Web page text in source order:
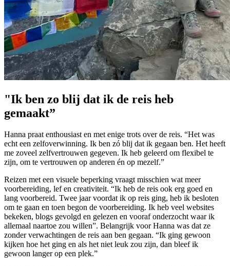
"Ik ben zo blij dat ik de reis heb
gemaakt”
Hanna praat enthousiast en met enige trots over de reis. “Het was
echt een zelfoverwinning. Ik ben zó blij dat ik gegaan ben. Het heeft
me zoveel zelfvertrouwen gegeven. Ik heb geleerd om flexibel te
zijn, om te vertrouwen op anderen én op mezelf.”
Reizen met een visuele beperking vraagt misschien wat meer
voorbereiding, lef en creativiteit. “Ik heb de reis ook erg goed en
lang voorbereid. Twee jaar voordat ik op reis ging, heb ik besloten
om te gaan en toen begon de voorbereiding. Ik heb veel websites
bekeken, blogs gevolgd en gelezen en vooraf onderzocht waar ik
allemaal naartoe zou willen”. Belangrijk voor Hanna was dat ze
zonder verwachtingen de reis aan ben gegaan. “Ik ging gewoon
kijken hoe het ging en als het niet leuk zou zijn, dan bleef ik
gewoon langer op een plek.”